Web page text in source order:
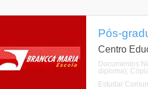
Pós-
Centro
Documentos
diploma);
Estudar